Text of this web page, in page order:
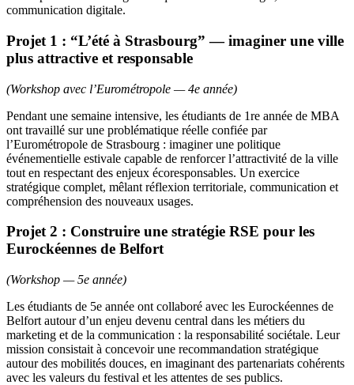
communication digitale.
Projet 1 : “L’été à Strasbourg” — imaginer une ville
plus attractive et responsable
(Workshop avec l’Eurométropole — 4e année)
Pendant une semaine intensive, les étudiants de 1re année de MBA
ont travaillé sur une problématique réelle confiée par
l’Eurométropole de Strasbourg : imaginer une politique
événementielle estivale capable de renforcer l’attractivité de la ville
tout en respectant des enjeux écoresponsables. Un exercice
stratégique complet, mêlant réflexion territoriale, communication et
compréhension des nouveaux usages.
Projet 2 : Construire une stratégie RSE pour les
Eurockéennes de Belfort
(Workshop — 5e année)
Les étudiants de 5e année ont collaboré avec les Eurockéennes de
Belfort autour d’un enjeu devenu central dans les métiers du
marketing et de la communication : la responsabilité sociétale. Leur
mission consistait à concevoir une recommandation stratégique
autour des mobilités douces, en imaginant des partenariats cohérents
avec les valeurs du festival et les attentes de ses publics.